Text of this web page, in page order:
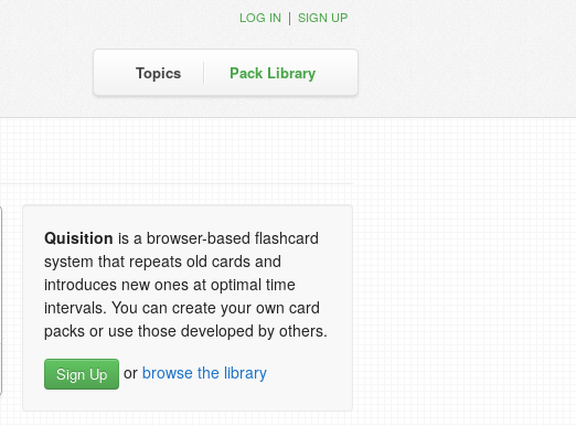
Topics Pack Library
LOG IN | SIGN UP
Quisition is a browser-based flashcard
system that repeats old cards and
introduces new ones at optimal time
intervals. You can create your own card
packs or use those developed by others.
Sign Up or browse the library